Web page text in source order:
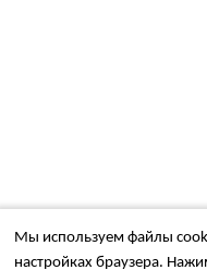
Мы используем файлы
настройках браузера.